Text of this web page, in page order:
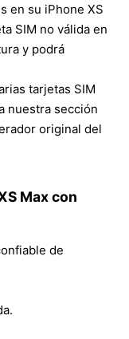
en su iPhone XS
SIM no válida en
y podrá
tarjetas SIM
nuestra sección
original del
Max con
de